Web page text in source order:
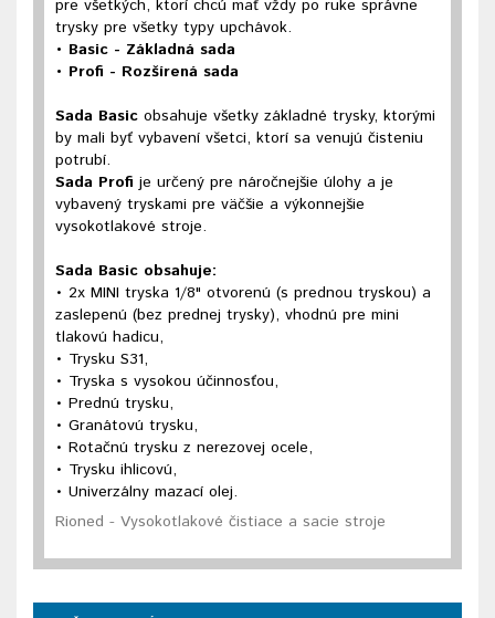
pre všetkých, ktorí chcú mať vždy po ruke správne
trysky pre všetky typy upchávok.
• Basic - Základná sada
• Profi - Rozšírená sada
Sada Basic obsahuje všetky základné trysky, ktorými
by mali byť vybavení všetci, ktorí sa venujú čisteniu
potrubí.
Sada Profi je určený pre náročnejšie úlohy a je
vybavený tryskami pre väčšie a výkonnejšie
vysokotlakové stroje.
Sada Basic obsahuje:
• 2x MINI tryska 1/8" otvorenú (s prednou tryskou) a
zaslepenú (bez prednej trysky), vhodnú pre mini
tlakovú hadicu,
• Trysku S31,
• Tryska s vysokou účinnosťou,
• Prednú trysku,
• Granátovú trysku,
• Rotačnú trysku z nerezovej ocele,
• Trysku ihlicovú,
• Univerzálny mazací olej.
Rioned - Vysokotlakové čistiace a sacie stroje